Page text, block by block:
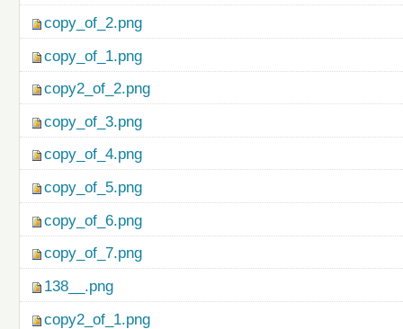
copy_of_2.png
copy_of_1.png
copy2_of_2.png
copy_of_3.png
copy_of_4.png
copy_of_5.png
copy_of_6.png
copy_of_7.png
138__.png
copy2_of_1.png